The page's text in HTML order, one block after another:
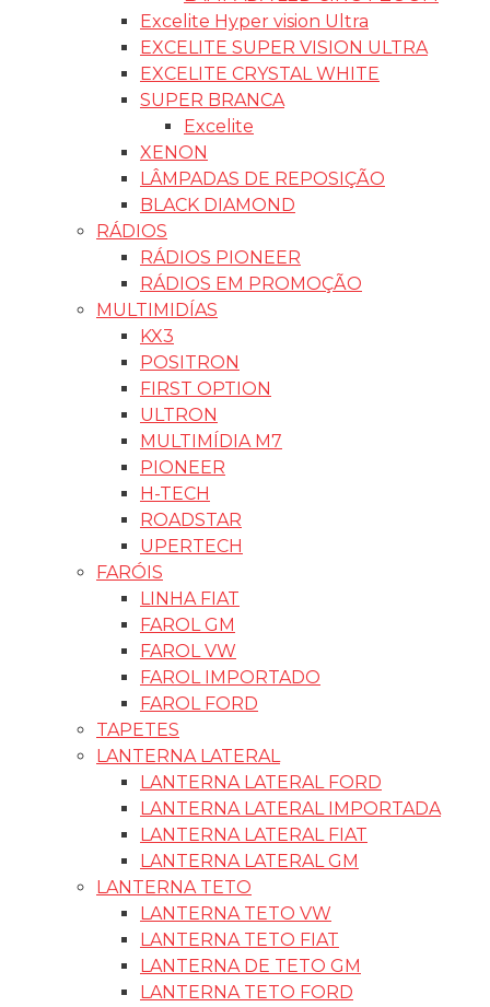
Excelite Hyper vision Ultra
EXCELITE SUPER VISION ULTRA
EXCELITE CRYSTAL WHITE
SUPER BRANCA
Excelite
XENON
LÂMPADAS DE REPOSIÇÃO
BLACK DIAMOND
RÁDIOS
RÁDIOS PIONEER
RÁDIOS EM PROMOÇÃO
MULTIMIDÍAS
KX3
POSITRON
FIRST OPTION
ULTRON
MULTIMÍDIA M7
PIONEER
H-TECH
ROADSTAR
UPERTECH
FARÓIS
LINHA FIAT
FAROL GM
FAROL VW
FAROL IMPORTADO
FAROL FORD
TAPETES
LANTERNA LATERAL
LANTERNA LATERAL FORD
LANTERNA LATERAL IMPORTADA
LANTERNA LATERAL FIAT
LANTERNA LATERAL GM
LANTERNA TETO
LANTERNA TETO VW
LANTERNA TETO FIAT
LANTERNA DE TETO GM
LANTERNA TETO FORD